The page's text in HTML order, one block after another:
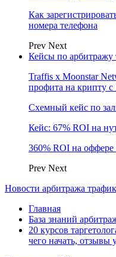
Как
номера телефона
Prev Next
Кейсы по арбитражу
Traffis x Moonstar
профита на крипту
Схемный кейс по
Кейс: 67% ROI на
360% ROI на
Prev Next
Новости арбитража
Главная
База знаний
20 курсов
чего начать, отзывы